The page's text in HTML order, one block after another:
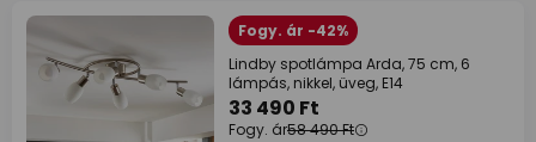
Fogy. ár -42%
Lindby spotlámpa Arda, 75 cm, 6
lámpás, nikkel, üveg, E14
33 490 Ft
Fogy. ár58 490 Ft